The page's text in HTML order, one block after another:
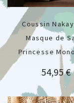
Coussin
Masque de
Princesse
Prix
54,95 €